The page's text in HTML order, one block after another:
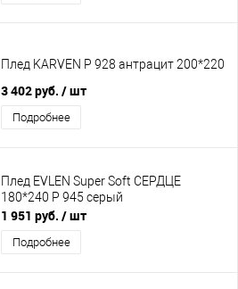
Плед KARVEN P 928 антрацит 200*220
3 402 руб. / шт
Подробнее
Плед EVLEN Super Soft СЕРДЦЕ
180*240 P 945 cepый
1 951 руб. / шт
Подробнее